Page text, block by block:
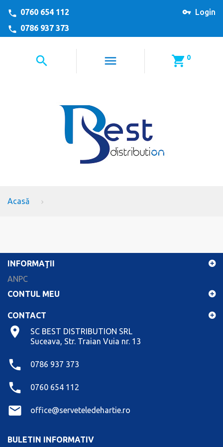
Login
0760 654 112
0786 937 373
0
Acasă
INFORMAŢII
ANPC
CONTUL MEU
CONTACT
SC BEST DISTRIBUTION SRL
Suceava, Str. Traian Vuia nr. 13
0786 937 373
0760 654 112
office@serveteledehartie.ro
BULETIN INFORMATIV